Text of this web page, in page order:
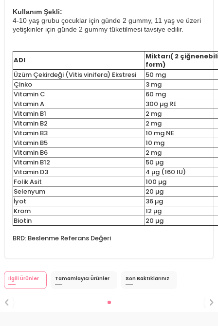
Kullanım Şekli:
4-10 yaş grubu çocuklar için günde 2 gummy, 11 yaş ve üzeri
yetişkinler için günde 2 gummy tüketilmesi tavsiye edilir.
ADI
Miktarı( 2
form)
Üzüm Çekirdeği (Vitis vinifera) Ekstresi
50 mg
Çinko
3 mg
Vitamin C
60 mg
Vitamin A
300 µg RE
Vitamin B1
2 mg
Vitamin B2
2 mg
Vitamin B3
10 mg NE
Vitamin B5
10 mg
Vitamin B6
2 mg
Vitamin B12
50 µg
Vitamin D3
4 µg (160 IU)
Folik Asit
100 µg
Selenyum
20 µg
İyot
36 µg
Krom
12 µg
Biotin
20 µg
BRD: Beslenme Referans Değeri
İlgili Ürünler Tamamlayıcı Ürünler Son Baktıklarınız